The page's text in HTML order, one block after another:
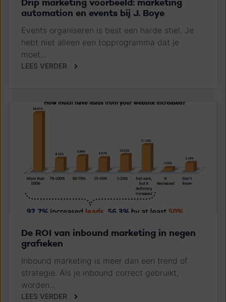
Drip marketing voorbeeld: marketing
automation en events bij J. Boye
Events organiseren is best een harde stiel. Je
hebt niet alleen een topprogramma dat je
moet...
LEES VERDER
De ROI van inbound marketing in negen
grafieken
Inbound marketing is meer dan een trend of
strategie. Als je inbound correct gebruikt,
worden...
LEES VERDER